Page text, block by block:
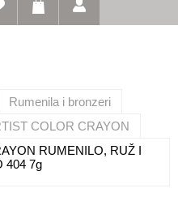
Rumenila i bronzeri
COLOR CRAYON
RUMENILO, RUŽ I
404 7g